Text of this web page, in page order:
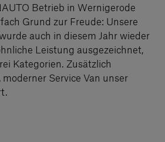
Betrieb in Wernigerode
Grund zur Freude: Unsere
auch in diesem Jahr wieder
Leistung ausgezeichnet,
Kategorien. Zusätzlich
Service Van unser